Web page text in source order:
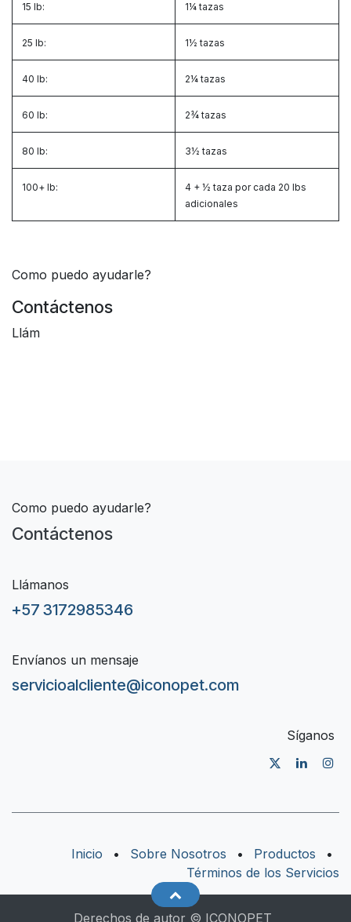
15 lb: 1¼ tazas
25 lb: 1½ tazas
40 lb: 2¼ tazas
60 lb: 2¾ tazas
80 lb: 3½ tazas
100+ lb:
4 + ½ taza por cada 20 lbs
adicionales
Como puedo ayudarle?
Contáctenos
Llám
Como puedo ayudarle?
Contáctenos
Llámanos
+57 3172985346
Envíanos un mensaje
servicioalcliente@iconopet.com
Síganos
Inicio • Sobre Nosotros • Productos
•
Términos de los Servicios
Derechos de autor © ICONOPET